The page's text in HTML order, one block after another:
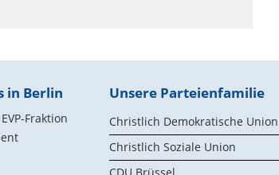
in Berlin
Fraktion
Unsere Parteienfamilie
Christlich Demokratische Union
Christlich Soziale Union